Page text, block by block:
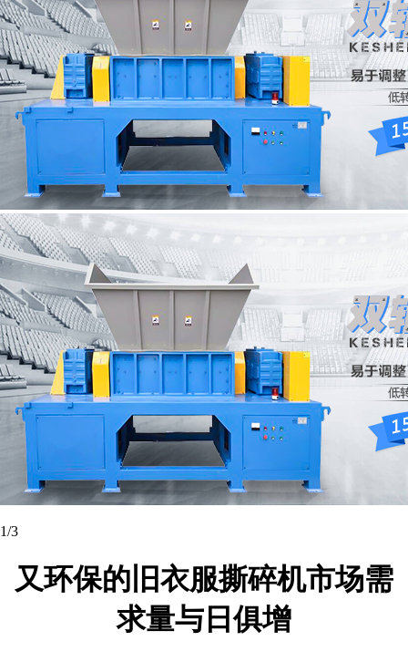
1/3
又环保的旧衣服撕碎机市场需
求量与日俱增